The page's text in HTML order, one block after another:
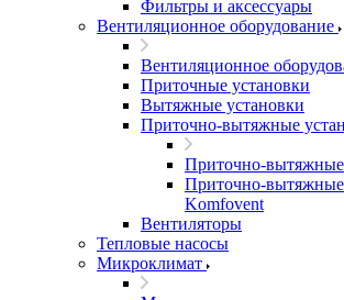
Фильтры и аксессуары
Вентиляционное оборудование
Вентиляционное
Приточные установки
Вытяжные установки
Приточно-вытяжные
Приточно-вытяжные
Приточно-вытяжные
Komfovent
Вентиляторы
Тепловые насосы
Микроклимат